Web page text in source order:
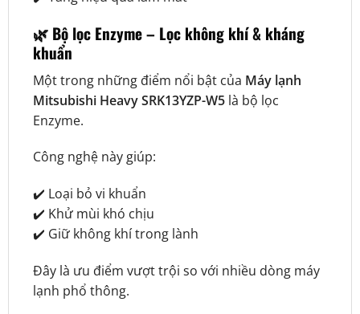
🌿 Bộ lọc Enzyme – Lọc không khí & kháng
khuẩn
Một trong những điểm nổi bật của Máy lạnh
Mitsubishi Heavy SRK13YZP-W5là bộ lọc
Enzyme.
Công nghệ này giúp:
✔️ Loại bỏ vi khuẩn
✔️ Khử mùi khó chịu
✔️ Giữ không khí trong lành
Đây là ưu điểm vượt trội so với nhiều dòng máy
lạnh phổ thông.